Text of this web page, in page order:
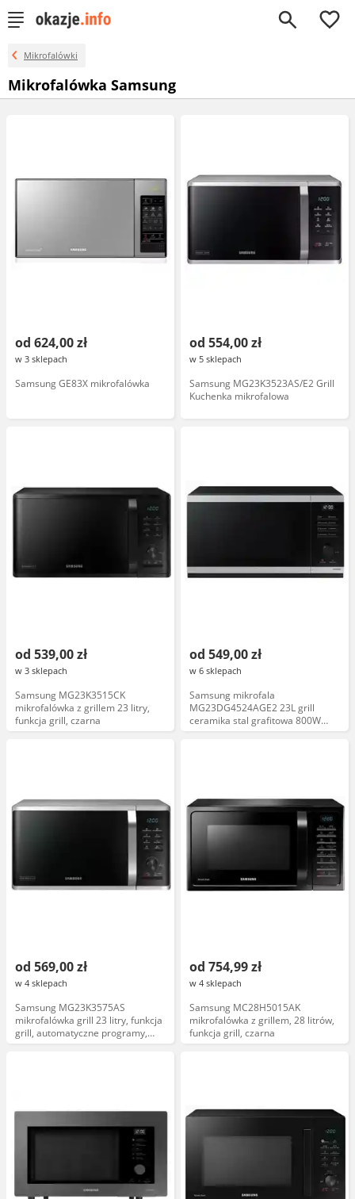
0
Mikrofalówki
Mikrofalówka Samsung
od 624,00 zł
w 3 sklepach
Samsung GE83X mikrofalówka
od 554,00 zł
w 5 sklepach
Samsung MG23K3523AS/E2 Grill
Kuchenka mikrofalowa
od 539,00 zł
w 3 sklepach
Samsung MG23K3515CK
mikrofalówka z grillem 23 litry,
funkcja grill, czarna
od 549,00 zł
w 6 sklepach
Samsung mikrofala
MG23DG4524AGE2 23L grill
ceramika stal grafitowa 800W
1150W wyświetlacz LED Quick
od 569,00 zł
w 4 sklepach
Samsung MG23K3575AS
mikrofalówka grill 23 litry, funkcja
grill, automatyczne programy,
czarna, sterowanie elektroniczne
od 754,99 zł
w 4 sklepach
Samsung MC28H5015AK
mikrofalówka z grillem, 28 litrów,
funkcja grill, czarna